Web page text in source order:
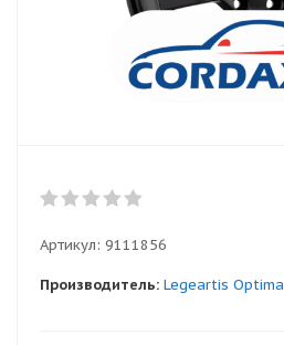
Артикул: 9111856
Производитель: Legeartis Optima